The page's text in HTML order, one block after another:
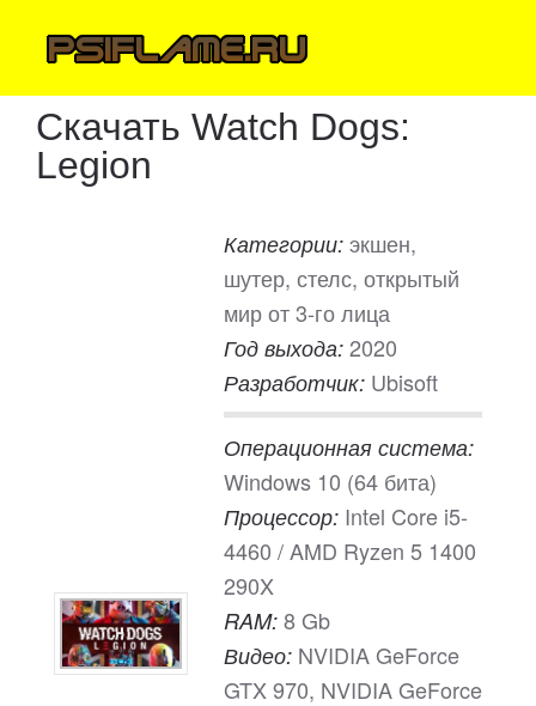
Скачать Watch Dogs:
Legion
Категории: экшен,
шутер, стелс, открытый
мир от 3-го лица
Год выхода: 2020
Разработчик: Ubisoft
Операционная система:
Windows 10 (64 бита)
Процессор: Intel Core i5-
4460 / AMD Ryzen 5 1400
290X
RAM: 8 Gb
Видео: NVIDIA GeForce
GTX 970, NVIDIA GeForce